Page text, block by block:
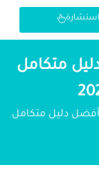
متكامل
أفضل دليل متكامل